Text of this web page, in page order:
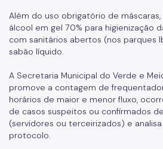
Além do uso obrigatório de
álcool em gel 70% para higienização
com sanitários abertos (nos parques
sabão líquido.
A Secretaria Municipal do Verde e
promove a contagem de
horários de maior e menor fluxo,
de casos suspeitos ou confirmados
(servidores ou terceirizados) e
protocolo.